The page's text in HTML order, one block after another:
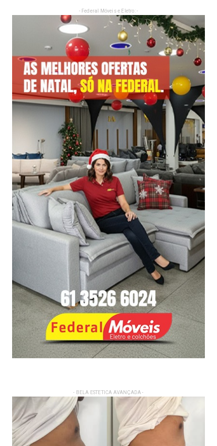
- Federal Móveis e Eletro: -
- BELA ESTETICA AVANÇADA -